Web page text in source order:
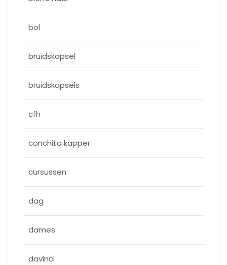
bol
bruidskapsel
bruidskapsels
cfh
conchita kapper
cursussen
dag
dames
davinci